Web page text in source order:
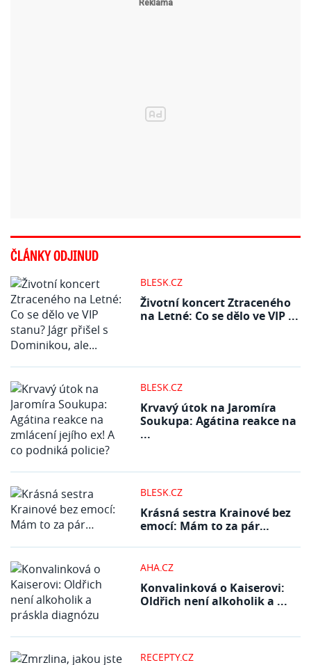
ČLÁNKY ODJINUD
BLESK.CZ
Životní koncert Ztraceného
na Letné: Co se dělo ve VIP ...
BLESK.CZ
Krvavý útok na Jaromíra
Soukupa: Agátina reakce na
...
BLESK.CZ
Krásná sestra Krainové bez
emocí: Mám to za pár…
AHA.CZ
Konvalinková o Kaiserovi:
Oldřich není alkoholik a ...
RECEPTY.CZ